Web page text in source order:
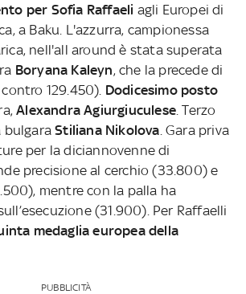
per Sofia Raffaeli agli Europei di
a Baku. L'azzurra, campionessa
nell'all around è stata superata
Boryana Kaleyn, che la precede di
129.450). Dodicesimo posto
Alexandra Agiurgiuculese . Terzo
bulgaraStiliana Nikolova Gara priva
per la diciannovenne di
precisione al cerchio (33.800) e
mentre con la palla ha
(31.900). Per Raffaelli
medaglia europea della
PUBBLICITÀ